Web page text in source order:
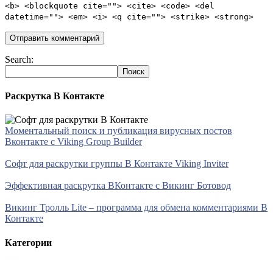
<b> <blockquote cite=""> <cite> <code> <del
datetime=""> <em> <i> <q cite=""> <strike> <strong>
Search:
Раскрутка В Контакте
Моментальный поиск и публикация вирусных постов
Вконтакте с Viking Group Builder
Софт для раскрутки группы В Контакте Viking Inviter
Эффективная раскрутка ВКонтакте с Викинг Ботовод
Викинг Тролль Lite – программа для обмена комментариями В
Контакте
Категории